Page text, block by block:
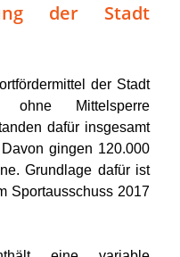
der Stadt
der Stadt
Mittelsperre
dafür insgesamt
gingen 120.000
Grundlage dafür ist
Sportausschuss 2017